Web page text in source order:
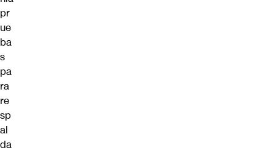
pr
ue
ba
s
pa
ra
re
sp
al
da